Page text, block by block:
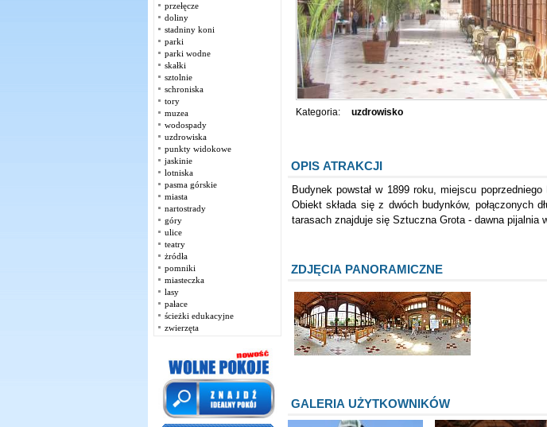
przełęcze
doliny
stadniny koni
parki
parki wodne
skałki
sztolnie
schroniska
tory
muzea
wodospady
uzdrowiska
punkty widokowe
jaskinie
lotniska
pasma górskie
miasta
nartostrady
góry
ulice
teatry
żródła
pomniki
miasteczka
lasy
pałace
ścieżki edukacyjne
zwierzęta
Kategoria: uzdrowisko
OPIS ATRAKCJI
Budynek powstał w 1899 roku, miejscu
Obiekt składa się z dwóch budynków, połączonych
tarasach znajduje się Sztuczna Grota - dawna pijalnia
ZDJĘCIA PANORAMICZNE
GALERIA UŻYTKOWNIKÓW